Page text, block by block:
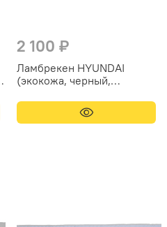
2 100 ₽
Ламбрекен HYUNDAI
(экокожа, черный,
230см